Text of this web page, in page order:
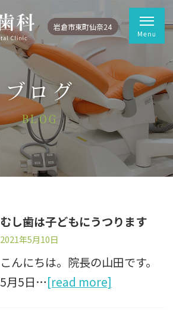
岩倉市東町仙奈24
ブログ
BLOG
むし歯は子どもにうつります
2021年5月10日
こんにちは。院長の山田です。
5月5日…[read more]